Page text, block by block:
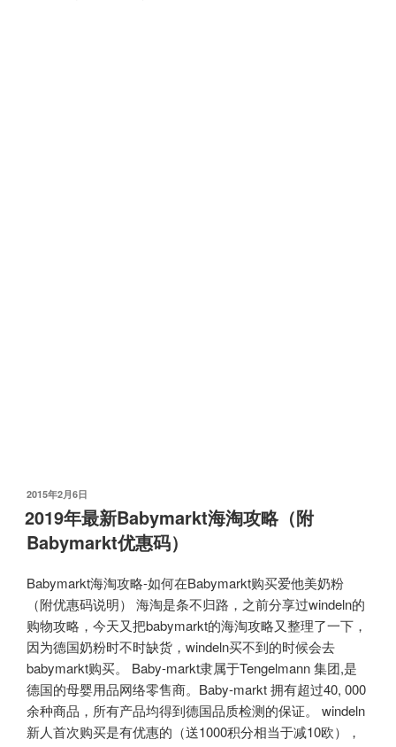
发
布
于
2015年2月6日
2019年最新Babymarkt海淘攻略（附
Babymarkt优惠码）
Babymarkt海淘攻略-如何在Babymarkt购买爱他美奶粉
（附优惠码说明） 海淘是条不归路，之前分享过windeln的
购物攻略，今天又把babymarkt的海淘攻略又整理了一下，
因为德国奶粉时不时缺货，windeln买不到的时候会去
babymarkt购买。 Baby-markt隶属于Tengelmann 集团,是
德国的母婴用品网络零售商。Baby-markt 拥有超过40, 000
余种商品，所有产品均得到德国品质检测的保证。 windeln
新人首次购买是有优惠的（送1000积分相当于减10欧），